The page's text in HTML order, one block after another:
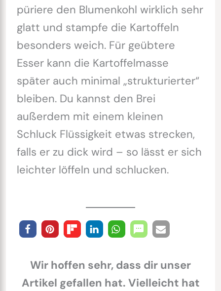
püriere den Blumenkohl wirklich sehr
glatt und stampfe die Kartoffeln
besonders weich. Für geübtere
Esser kann die Kartoffelmasse
später auch minimal „strukturierter“
bleiben. Du kannst den Brei
außerdem mit einem kleinen
Schluck Flüssigkeit etwas strecken,
falls er zu dick wird – so lässt er sich
leichter löffeln und schlucken.
Wir hoffen sehr, dass dir unser
Artikel gefallen hat. Vielleicht hat